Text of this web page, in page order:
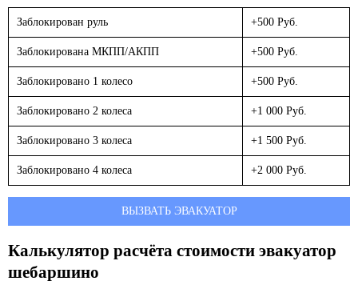
Заблокирован руль +500 Руб.
Заблокирована МКПП/АКПП +500 Руб.
Заблокировано 1 колесо +500 Руб.
Заблокировано 2 колеса +1 000 Руб.
Заблокировано 3 колеса +1 500 Руб.
Заблокировано 4 колеса +2 000 Руб.
ВЫЗВАТЬ ЭВАКУАТОР
Калькулятор расчёта стоимости эвакуатор
шебаршино